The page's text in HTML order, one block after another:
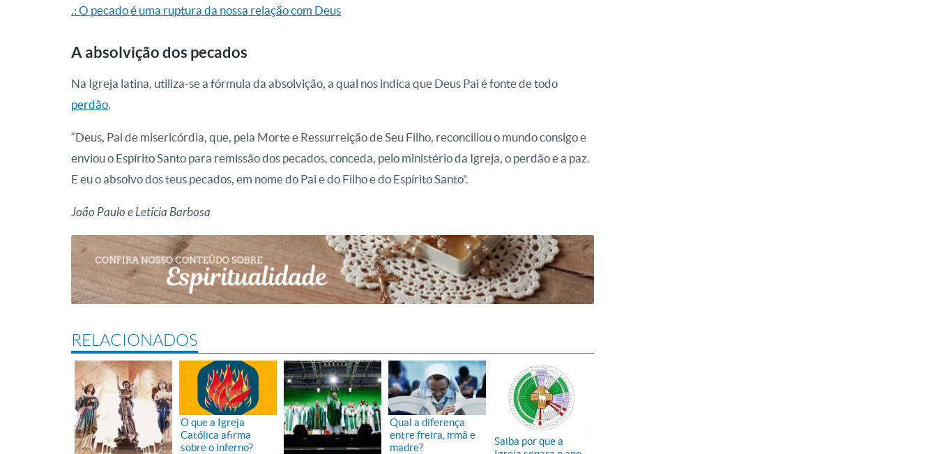
.: O pecado é uma ruptura da nossa relação com Deus
A absolvição dos pecados
Na Igreja latina, utiliza-se a fórmula da absolvição, a qual nos indica que Deus Pai é fonte de todo
perdão.
“Deus, Pai de misericórdia, que, pela Morte e Ressurreição de Seu Filho, reconciliou o mundo consigo e
enviou o Espírito Santo para remissão dos pecados, conceda, pelo ministério da Igreja, o perdão e a paz.
E eu o absolvo dos teus pecados, em nome do Pai e do Filho e do Espírito Santo”.
João Paulo e Letícia Barbosa
RELACIONADOS
O que a Igreja
Católica afirma
sobre o inferno?
Qual a diferença
entre freira, irmã e
madre?
Saiba por que a